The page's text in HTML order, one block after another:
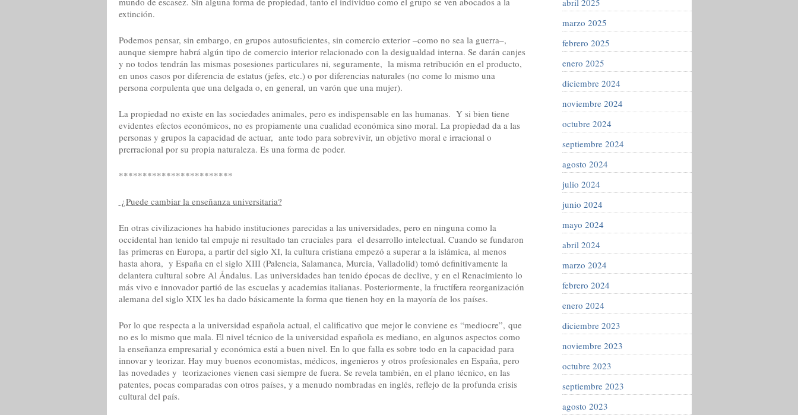
extinción.
Podemos pensar, sin embargo, en grupos autosuficientes, sin comercio exterior –como no sea la guerra–,
aunque siempre habrá algún tipo de comercio interior relacionado con la desigualdad interna. Se darán canjes
y no todos tendrán las mismas posesiones particulares ni, seguramente, la misma retribución en el producto,
en unos casos por diferencia de estatus (jefes, etc.) o por diferencias naturales (no come lo mismo una
persona corpulenta que una delgada o, en general, un varón que una mujer).
La propiedad no existe en las sociedades animales, pero es indispensable en las humanas. Y si bien tiene
evidentes efectos económicos, no es propiamente una cualidad económica sino moral. La propiedad da a las
personas y grupos la capacidad de actuar, ante todo para sobrevivir, un objetivo moral e irracional o
prerracional por su propia naturaleza. Es una forma de poder.
************************
¿Puede cambiar la enseñanza universitaria?
En otras civilizaciones ha habido instituciones parecidas a las universidades, pero en ninguna como la
occidental han tenido tal empuje ni resultado tan cruciales para el desarrollo intelectual. Cuando se fundaron
las primeras en Europa, a partir del siglo XI, la cultura cristiana empezó a superar a la islámica, al menos
hasta ahora, y España en el siglo XIII (Palencia, Salamanca, Murcia, Valladolid) tomó definitivamente la
delantera cultural sobre Al Ándalus. Las universidades han tenido épocas de declive, y en el Renacimiento lo
más vivo e innovador partió de las escuelas y academias italianas. Posteriormente, la fructífera reorganización
alemana del siglo XIX les ha dado básicamente la forma que tienen hoy en la mayoría de los países.
Por lo que respecta a la universidad española actual, el calificativo que mejor le conviene es “mediocre”, que
no es lo mismo que mala. El nivel técnico de la universidad española es mediano, en algunos aspectos como
la enseñanza empresarial y económica está a buen nivel. En lo que falla es sobre todo en la capacidad para
innovar y teorizar. Hay muy buenos economistas, médicos, ingenieros y otros profesionales en España, pero
las novedades y teorizaciones vienen casi siempre de fuera. Se revela también, en el plano técnico, en las
patentes, pocas comparadas con otros países, y a menudo nombradas en inglés, reflejo de la profunda crisis
cultural del país.
abril 2025
marzo 2025
febrero 2025
enero 2025
diciembre 2024
noviembre 2024
octubre 2024
septiembre 2024
agosto 2024
julio 2024
junio 2024
mayo 2024
abril 2024
marzo 2024
febrero 2024
enero 2024
diciembre 2023
noviembre 2023
octubre 2023
septiembre 2023
agosto 2023